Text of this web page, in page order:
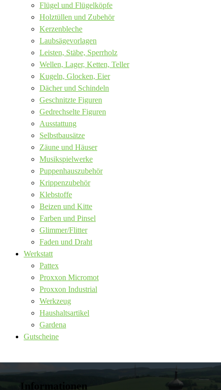
Flügel und Flügelköpfe
Holztüllen und Zubehör
Kerzenbleche
Laubsägevorlagen
Leisten, Stäbe, Sperrholz
Wellen, Lager, Ketten, Teller
Kugeln, Glocken, Eier
Dächer und Schindeln
Geschnitzte Figuren
Gedrechselte Figuren
Ausstattung
Selbstbausätze
Zäune und Häuser
Musikspielwerke
Puppenhauszubehör
Krippenzubehör
Klebstoffe
Beizen und Kitte
Farben und Pinsel
Glimmer/Flitter
Faden und Draht
Werkstatt
Pattex
Proxxon Micromot
Proxxon Industrial
Werkzeug
Haushaltsartikel
Gardena
Gutscheine
Informationen